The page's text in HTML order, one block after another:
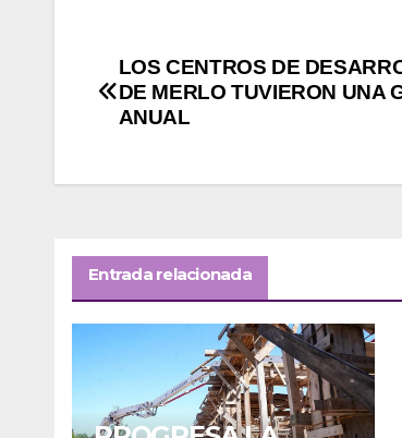
Navegación
de
LOS CENTROS DE
DE MERLO TUVIERON UNA
ANUAL
Entrada relacionada